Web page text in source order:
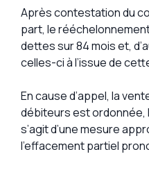
Après contestation du
part, le
dettes sur 84 mois et,
celles-ci à l’issue de
En cause d’appel, la
débiteurs est ordonnée,
s’agit d’une mesure
l’effacement partiel